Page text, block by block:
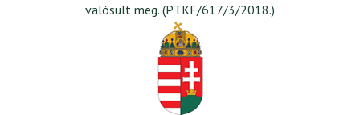
valósult meg. (PTKF/617/3/2018.)